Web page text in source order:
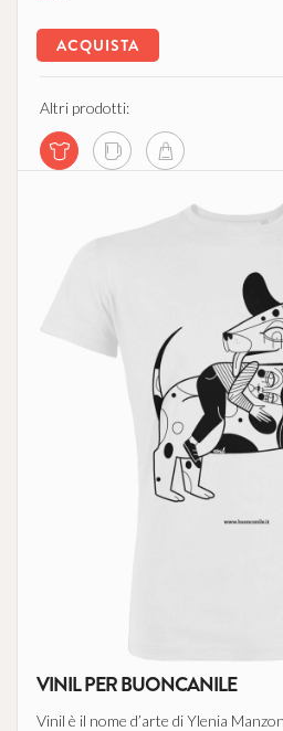
ACQUISTA
Altri prodotti:
VINIL PER BUONCANILE
Vinil è il nome d’arte di Ylenia